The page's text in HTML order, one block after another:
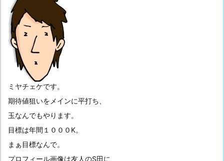
ミヤチェケです。
期待値狙いをメインに平打ち、
玉なんでもやります。
目標は年間１０００K。
まぁ目標なんで。
プロフィール画像は友人のS田に